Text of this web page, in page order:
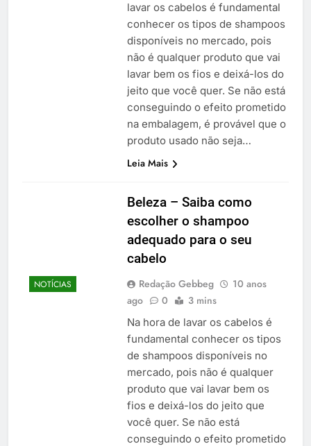
lavar os cabelos é fundamental
conhecer os tipos de shampoos
disponíveis no mercado, pois
não é qualquer produto que vai
lavar bem os fios e deixá-los do
jeito que você quer. Se não está
conseguindo o efeito prometido
na embalagem, é provável que o
produto usado não seja…
Leia Mais
NOTÍCIAS
Beleza – Saiba como
escolher o shampoo
adequado para o seu
cabelo
Redação Gebbeg
10 anos
ago
0 3 mins
Na hora de lavar os cabelos é
fundamental conhecer os tipos
de shampoos disponíveis no
mercado, pois não é qualquer
produto que vai lavar bem os
fios e deixá-los do jeito que
você quer. Se não está
conseguindo o efeito prometido